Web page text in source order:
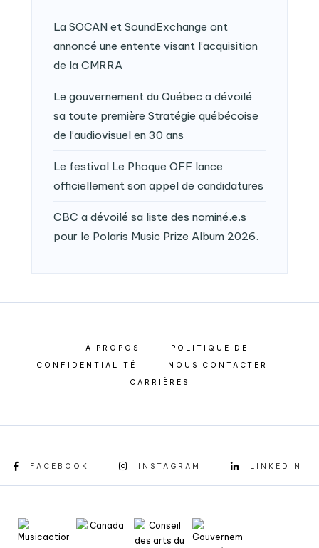
La SOCAN et SoundExchange ont
annoncé une entente visant l’acquisition
de la CMRRA
Le gouvernement du Québec a dévoilé
sa toute première Stratégie québécoise
de l’audiovisuel en 30 ans
Le festival Le Phoque OFF lance
officiellement son appel de candidatures
CBC a dévoilé sa liste des nominé.e.s
pour le Polaris Music Prize Album 2026.
À PROPOS
POLITIQUE DE
CONFIDENTIALITÉ
NOUS CONTACTER
CARRIÈRES
FACEBOOK INSTAGRAM LINKEDIN